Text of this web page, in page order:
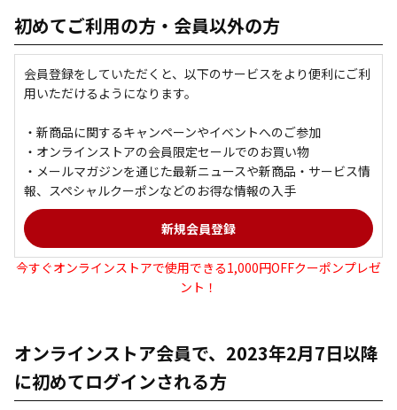
初めてご利用の方・会員以外の方
会員登録をしていただくと、以下のサービスをより便利にご利
用いただけるようになります。
・新商品に関するキャンペーンやイベントへのご参加
・オンラインストアの会員限定セールでのお買い物
・メールマガジンを通じた最新ニュースや新商品・サービス情
報、スペシャルクーポンなどのお得な情報の入手
今すぐオンラインストアで使用できる1,000円OFFクーポンプレゼ
ント！
オンラインストア会員で、2023年2月7日以降
に初めてログインされる方